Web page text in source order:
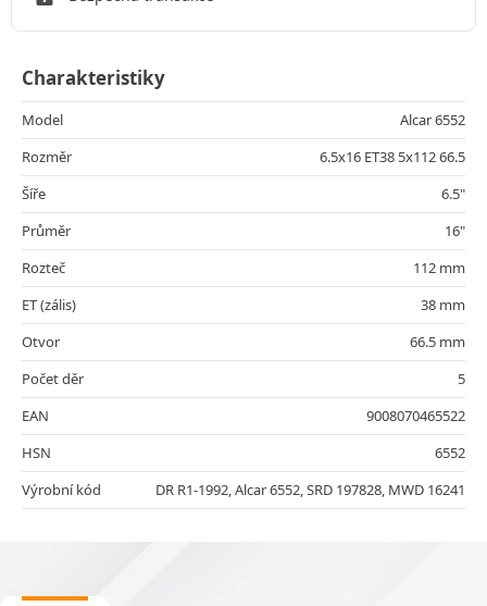
Charakteristiky
Model
Alcar 6552
Rozměr
6.5x16 ET38 5x112 66.5
Šíře
6.5"
Průměr
16"
Rozteč
112 mm
ET (zális)
38 mm
Otvor
66.5 mm
Počet děr
5
EAN
9008070465522
HSN
6552
Výrobní kód
DR R1-1992, Alcar 6552, SRD 197828, MWD 16241